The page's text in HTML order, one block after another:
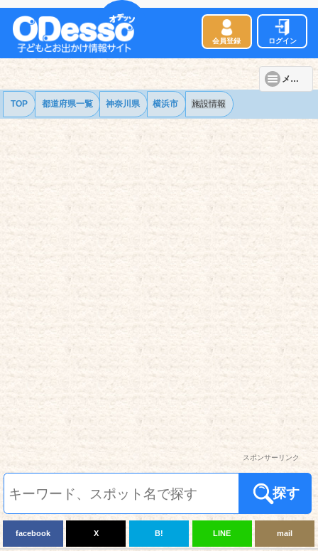
会員登録 ログイン
メニュー
TOP 都道府県一覧 神奈川県 横浜市 施設情報
スポンサーリンク
探す
facebook X B! LINE mail